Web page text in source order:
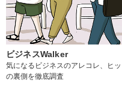
ビジネスWalker
気になるビジネスのアレコレ、ヒッ
の裏側を徹底調査